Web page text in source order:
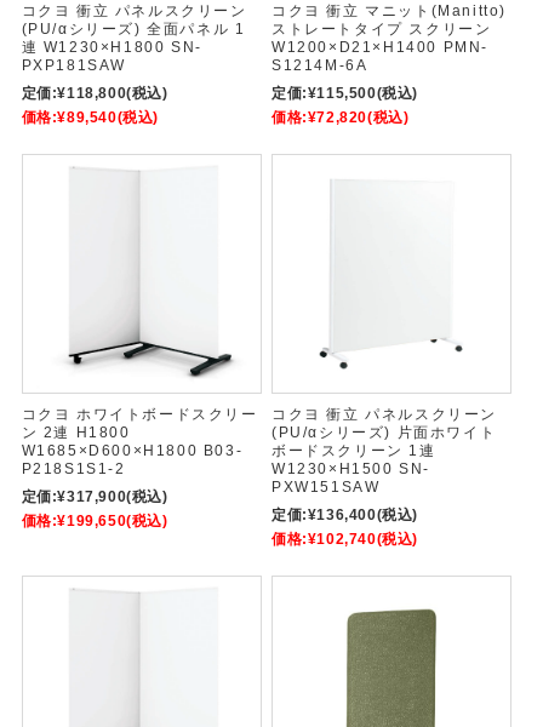
コクヨ 衝立 パネルスクリーン
(PU/αシリーズ) 全面パネル 1
連 W1230×H1800 SN-
PXP181SAW
定価:¥118,800(税込)
価格:¥89,540(税込)
コクヨ 衝立 マニット(Manitto)
ストレートタイプ スクリーン
W1200×D21×H1400 PMN-
S1214M-6A
定価:¥115,500(税込)
価格:¥72,820(税込)
コクヨ ホワイトボードスクリー
ン 2連 H1800
W1685×D600×H1800 B03-
P218S1S1-2
定価:¥317,900(税込)
価格:¥199,650(税込)
コクヨ 衝立 パネルスクリーン
(PU/αシリーズ) 片面ホワイト
ボードスクリーン 1連
W1230×H1500 SN-
PXW151SAW
定価:¥136,400(税込)
価格:¥102,740(税込)